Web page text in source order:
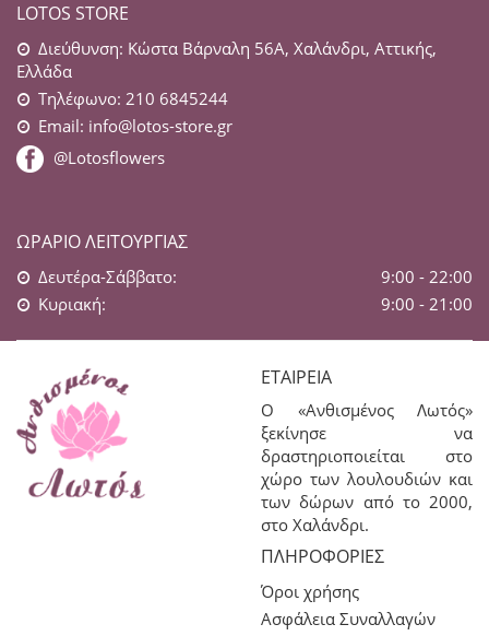
LOTOS STORE
Διεύθυνση: Κώστα Βάρναλη 56Α, Χαλάνδρι, Αττικής,
Ελλάδα
Τηλέφωνο: 210 6845244
Email: info@lotos-store.gr
@Lotosflowers
ΩΡΆΡΙΟ ΛΕΙΤΟΥΡΓΊΑΣ
Δευτέρα-Σάββατο:
9:00 - 22:00
Κυριακή:
9:00 - 21:00
ΕΤΑΙΡΕΊΑ
Ο «Ανθισμένος Λωτός»
ξεκίνησε να
δραστηριοποιείται στο
χώρο των λουλουδιών και
των δώρων από το 2000,
στο Χαλάνδρι.
ΠΛΗΡΟΦΟΡΊΕΣ
Όροι χρήσης
Ασφάλεια Συναλλαγών